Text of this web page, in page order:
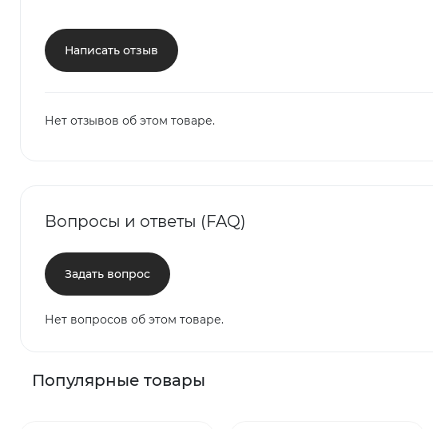
Написать отзыв
Нет отзывов об этом товаре.
Вопросы и ответы (FAQ)
Задать вопрос
Нет вопросов об этом товаре.
Популярные товары